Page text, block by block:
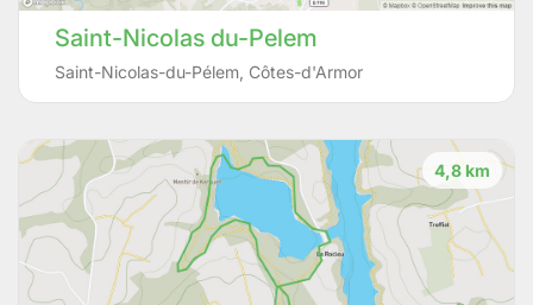
Saint-Nicolas du-Pelem
Saint-Nicolas-du-Pélem Côtes-d'Armor
4,8 km